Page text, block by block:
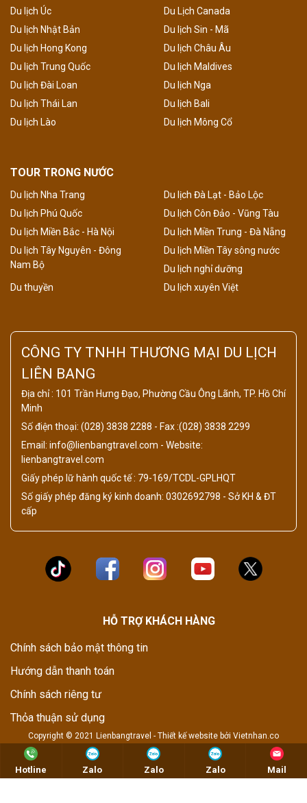
Du lịch Úc
Du Lịch Canada
Du lịch Nhật Bản
Du lịch Sin - Mã
Du lịch Hong Kong
Du lịch Châu Âu
Du lịch Trung Quốc
Du lịch Maldives
Du lịch Đài Loan
Du lịch Nga
Du lịch Thái Lan
Du lịch Bali
Du lịch Lào
Du lịch Mông Cổ
TOUR TRONG NƯỚC
Du lịch Nha Trang
Du lịch Đà Lạt - Bảo Lộc
Du lịch Phú Quốc
Du lịch Côn Đảo - Vũng Tàu
Du lịch Miền Bắc - Hà Nội
Du lịch Miền Trung - Đà Nẵng
Du lịch Tây Nguyên - Đông
Nam Bộ
Du lịch Miền Tây sông nước
Du lịch nghỉ dưỡng
Du thuyền
Du lịch xuyên Việt
CÔNG TY TNHH THƯƠNG MẠI DU LỊCH
LIÊN BANG
Địa chỉ : 101 Trần Hưng Đạo, Phường Cầu Ông Lãnh, TP. Hồ Chí
Minh
Số điện thoại: (028) 3838 2288 - Fax :(028) 3838 2299
Email: info@lienbangtravel.com - Website:
lienbangtravel.com
Giấy phép lữ hành quốc tế : 79-169/TCDL-GPLHQT
Số giấy phép đăng ký kinh doanh: 0302692798 - Sở KH & ĐT
cấp
HỖ TRỢ KHÁCH HÀNG
Chính sách bảo mật thông tin
Hướng dẫn thanh toán
Chính sách riêng tư
Thỏa thuận sử dụng
Copyright © 2021 Lienbangtravel - Thiết kế website bởi Vietnhan.co
Hotline Zalo Zalo Zalo Mail